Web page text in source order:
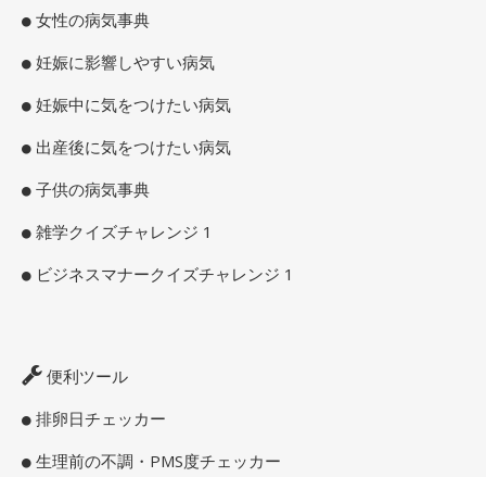
女性の病気事典
妊娠に影響しやすい病気
妊娠中に気をつけたい病気
出産後に気をつけたい病気
子供の病気事典
雑学クイズチャレンジ 1
ビジネスマナークイズチャレンジ 1
便利ツール
排卵日チェッカー
生理前の不調・PMS度チェッカー